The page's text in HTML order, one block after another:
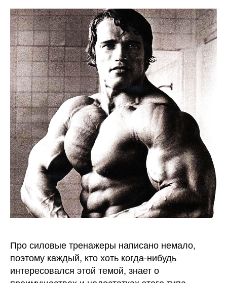
Про силовые тренажеры написано немало,
поэтому каждый, кто хоть когда-нибудь
интересовался этой темой, знает о